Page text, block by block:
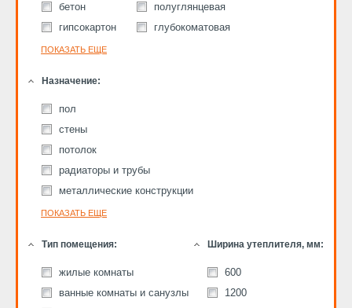
бетон
гипсокартон
ПОКАЗАТЬ ЕЩЕ
полуглянцевая
глубокоматовая
Назначение:
пол
стены
потолок
радиаторы и трубы
металлические конструкции
ПОКАЗАТЬ ЕЩЕ
Тип помещения:
жилые комнаты
ванные комнаты и санузлы
Ширина утеплителя, мм:
600
1200